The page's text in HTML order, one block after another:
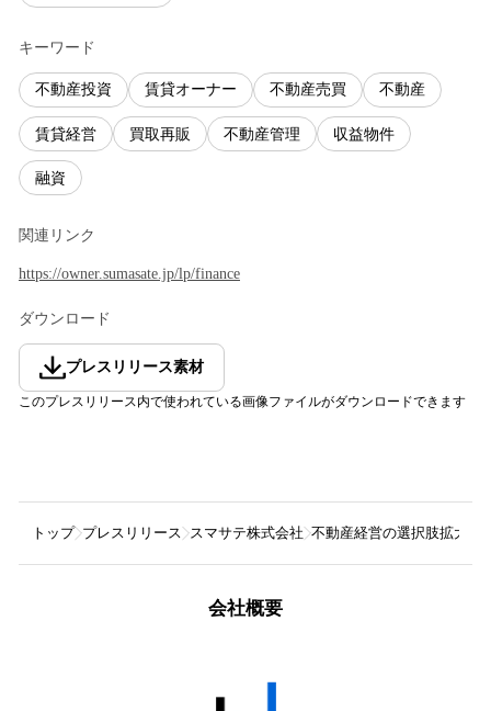
キーワード
不動産投資 賃貸オーナー 不動産売買 不動産
賃貸経営 買取再販 不動産管理 収益物件
融資
関連リンク
https://owner.sumasate.jp/lp/finance
ダウンロード
プレスリリース素材
このプレスリリース内で使われている画像ファイルがダウンロードできます
トップ プレスリリース スマサテ株式会社 不動産経営の選択肢拡大！
会社概要